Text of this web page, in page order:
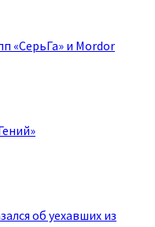
«СерьГа» и Mordor
об уехавших из